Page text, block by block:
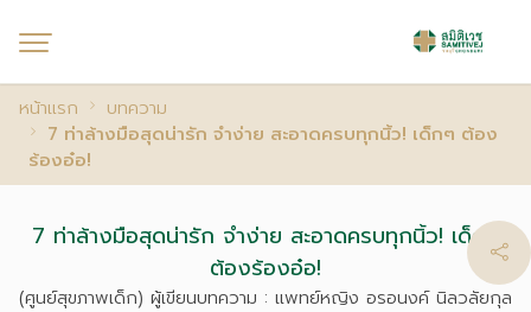
หน้าแรก
บทความ
7 ท่าล้างมือสุดน่ารัก จำง่าย สะอาดครบทุกนิ้ว! เด็กๆ ต้อง
ร้องอ๋อ!
7 ท่าล้างมือสุดน่ารัก จำง่าย สะอาดครบทุกนิ้ว! เด็กๆ
ต้องร้องอ๋อ!
(ศูนย์สุขภาพเด็ก) ผู้เขียนบทความ : แพทย์หญิง อรอนงค์ นิลวลัยกุล